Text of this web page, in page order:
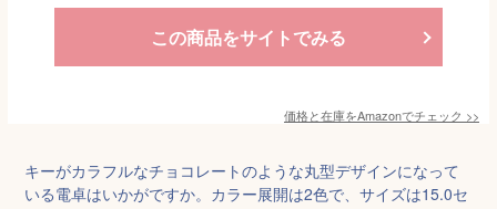
この商品をサイトでみる
価格と在庫をAmazonでチェック >>
キーがカラフルなチョコレートのような丸型デザインになって
いる電卓はいかがですか。カラー展開は2色で、サイズは15.0セ